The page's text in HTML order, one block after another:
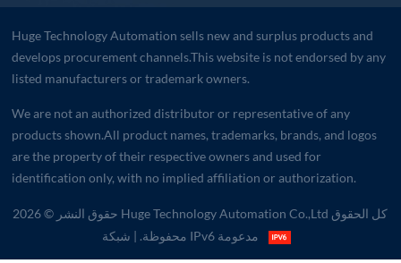
Huge Technology Automation sells new and surplus products and
develops procurement channels.This website is not endorsed by any
listed manufacturers or trademark owners.
We are not an authorized distributor or representative of any
products shown.All product names, trademarks, brands, and logos
are the property of their respective owners and used for
identification only, with no implied affiliation or authorization.
حقوق النشر © 2026 Huge Technology Automation Co.,Ltd كل الحقوق
محفوظة.